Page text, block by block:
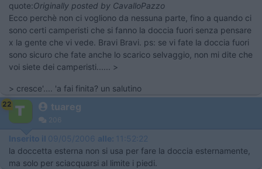
quote:Originally posted by CavalloPazzo
Ecco perchè non ci vogliono da nessuna parte, fino a quando ci
sono certi camperisti che si fanno la doccia fuori senza pensare
x la gente che vi vede. Bravi Bravi. ps: se vi fate la doccia fuori
sono sicuro che fate anche lo scarico selvaggio, non mi dite che
voi siete dei camperisti...... >
> cresce'.... 'a fai finita? un salutino
22 tuareg
206
Inserito il 09/05/2006 alle: 11:52:22
la doccetta esterna non si usa per fare la doccia esternamente,
ma solo per sciacquarsi al limite i piedi.